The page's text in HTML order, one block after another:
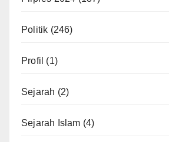
Politik (246)
Profil (1)
Sejarah (2)
Sejarah Islam (4)